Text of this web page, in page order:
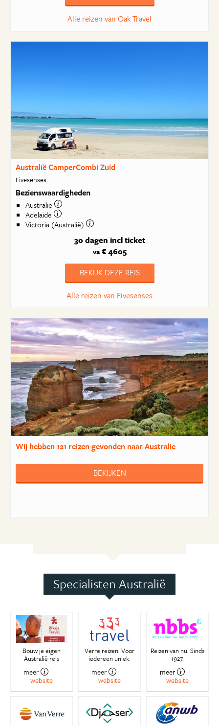
Alle reizen van Oak Travel
Australië CamperCombi Zuid
Fivesenses
Bezienswaardigheden
Australie
Adelaide
Victoria (Australië)
30 dagen incl ticket
va€ 4605
BEKIJK DEZE REIS
Alle reizen van Fivesenses
Wij hebben121 reizengevonden naar Australie
BEKIJKEN
Specialisten Australië
Bouw je eigen
Australië reis
meer
website
Verre reizen. Voor
iedereen uniek.
meer
website
Reizen van nu. Sinds
1927.
meer
website